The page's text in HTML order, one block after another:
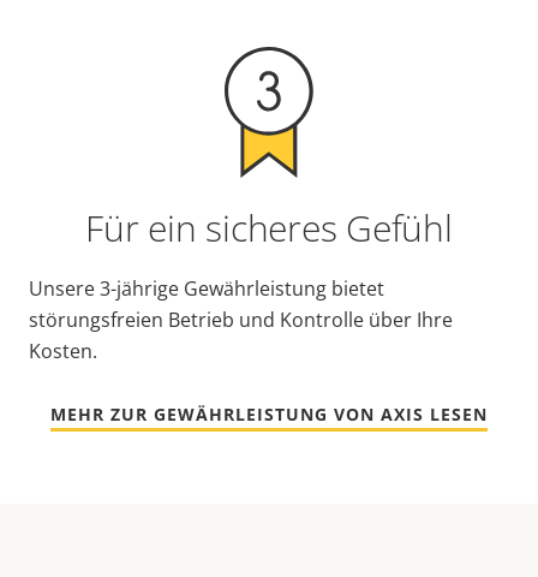
Für ein sicheres Gefühl
Unsere 3-jährige Gewährleistung bietet
störungsfreien Betrieb und Kontrolle über Ihre
Kosten.
MEHR ZUR GEWÄHRLEISTUNG VON AXIS LESEN